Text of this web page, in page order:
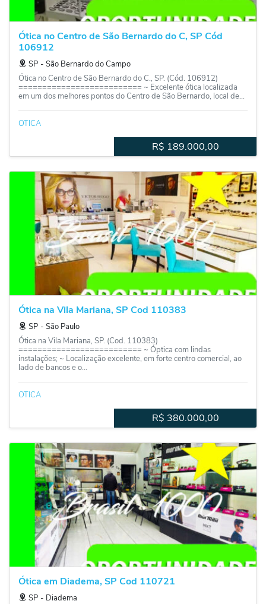
Ótica no Centro de São Bernardo do C, SP Cód
106912
SP ‐ São Bernardo do Campo
Ótica no Centro de São Bernardo do C., SP. (Cód. 106912)
========================== ~ Excelente ótica localizada
em um dos melhores pontos do Centro de São Bernardo, local de...
OTICA
R$ 189.000,00
Ótica na Vila Mariana, SP Cod 110383
SP ‐ São Paulo
Ótica na Vila Mariana, SP. (Cod. 110383)
========================== ~ Óptica com lindas
instalações; ~ Localização excelente, em forte centro comercial, ao
lado de bancos e o...
OTICA
R$ 380.000,00
Ótica em Diadema, SP Cod 110721
SP ‐ Diadema